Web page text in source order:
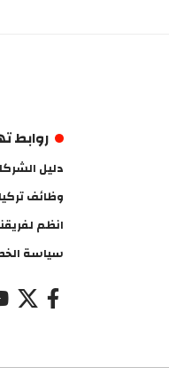
روابط
دليل
وظائف تركيا
انظم
سياسة